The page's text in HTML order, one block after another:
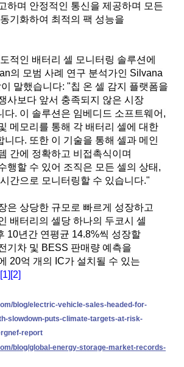
하며 안정적인 통신을 제공하며 모든
기화하여 최적의 팩 성능을
적인 배터리 셀 모니터링 솔루션에
의 모범 사례 연구 분석가인 Silvana
말했습니다: "칩 온 셀 감지 플랫폼을
사보다 앞서 충족되지 않은 시장
다. 이 솔루션은 임베디드 소프트웨어,
메모리를 통해 각 배터리 셀에 대한
니다. 또한 이 기술을 통해 셀과 메인
간에 정확하고 비접촉식이며
행할 수 있어 조직은 모든 셀의 상태,
간으로 모니터링할 수 있습니다."
은 상당한 규모로 빠르게 성장하고
배터리의 셀당 하나의 두코시 셀
10년간 연평균 14.8%씩 성장할
기차 및 BESS 판매량 예측을
20억 개의 IC가 설치될 수 있는
[1][2]
blog/electric-vehicle-sales-headed-for-
slowdown-puts-climate-targets-at-risk-
report
blog/global-energy-storage-market-records-